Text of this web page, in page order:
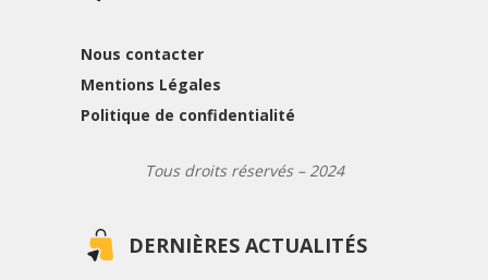
Nous contacter
Mentions Légales
Politique de confidentialité
Tous droits réservés – 2024
DERNIÈRES ACTUALITÉS